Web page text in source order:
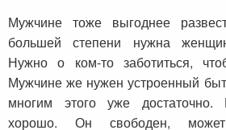
Мужчине тоже выгоднее
большей степени нужна
Нужно о ком-то заботиться,
Мужчине же нужен устроенный
многим этого уже
хорошо. Он свободен,